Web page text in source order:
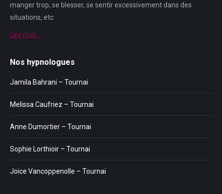
manger trop, se blesser, se sentir excessivement dans des
situations, etc.
Lire plus …
Nos hypnologues
Jamila Bahrani – Tournai
Melissa Caufriez – Tournai
Anne Dumortier – Tournai
Sophie Lorthioir – Tournai
Joice Vancoppenolle – Tournai